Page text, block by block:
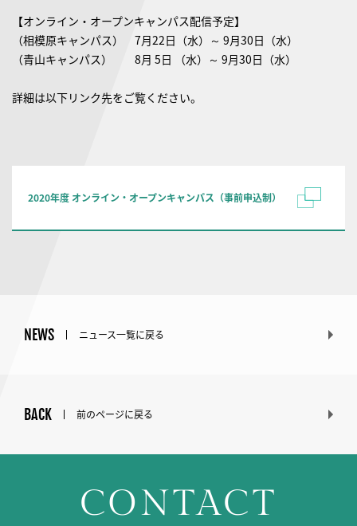
【オンライン・オープンキャンパス配信予定】
（相模原キャンパス） 7月22日（水）～ 9月30日（水）
（青山キャンパス） 8月 5日 （水）～ 9月30日（水）
詳細は以下リンク先をご覧ください。
2020年度 オンライン・オープンキャンパス（事前申込制）
NEWS ニュース一覧に戻る
BACK 前のページに戻る
CONTACT